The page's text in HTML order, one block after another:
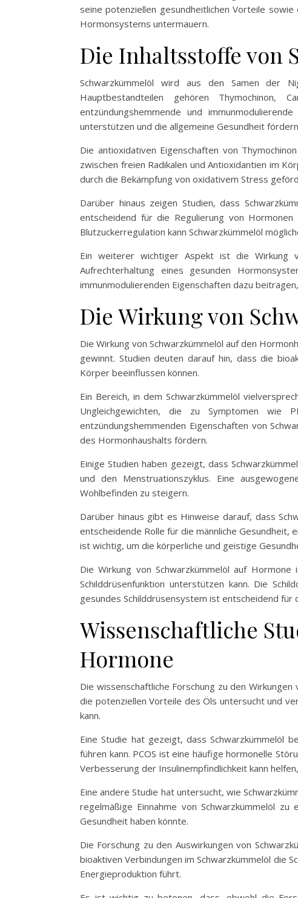
seine potenziellen gesundheitlichen Vorteile
Hormonsystems untermauern.
Die Inhaltsstoffe von
Schwarzkümmelöl wird aus den Samen der
Hauptbestandteilen gehören Thymochinon,
entzündungshemmende und
unterstützen und die allgemeine Gesundheit
Die antioxidativen Eigenschaften von
zwischen freien Radikalen und Antioxidantien im
durch die Bekämpfung von oxidativem Stress
Darüber hinaus zeigen Studien, dass
entscheidend für die Regulierung von
Blutzuckerregulation kann Schwarzkümmelöl
Ein weiterer wichtiger Aspekt ist die Wirkung
Aufrechterhaltung eines gesunden
immunmodulierenden Eigenschaften dazu
Die Wirkung von
Die Wirkung von Schwarzkümmelöl auf den
gewinnt. Studien deuten darauf hin, dass die
Körper beeinflussen können.
Ein Bereich, in dem Schwarzkümmelöl
Ungleichgewichten, die zu Symptomen wie
entzündungshemmenden Eigenschaften von
des Hormonhaushalts fördern.
Einige Studien haben gezeigt, dass
und den Menstruationszyklus. Eine
Wohlbefinden zu steigern.
Darüber hinaus gibt es Hinweise darauf, dass
entscheidende Rolle für die männliche
ist wichtig, um die körperliche und geistige
Die Wirkung von Schwarzkümmelöl auf
Schilddrüsenfunktion unterstützen kann. Die
gesundes Schilddrüsensystem ist entscheidend
Wissenschaftliche
Hormone
Die wissenschaftliche Forschung zu den
die potenziellen Vorteile des Öls untersucht und
kann.
Eine Studie hat gezeigt, dass Schwarzkümmelöl
führen kann. PCOS ist eine häufige hormonelle
Verbesserung der Insulinempfindlichkeit kann
Eine andere Studie hat untersucht, wie
regelmäßige Einnahme von Schwarzkümmelöl
Gesundheit haben könnte.
Die Forschung zu den Auswirkungen von
bioaktiven Verbindungen im Schwarzkümmelöl die
Energieproduktion führt.